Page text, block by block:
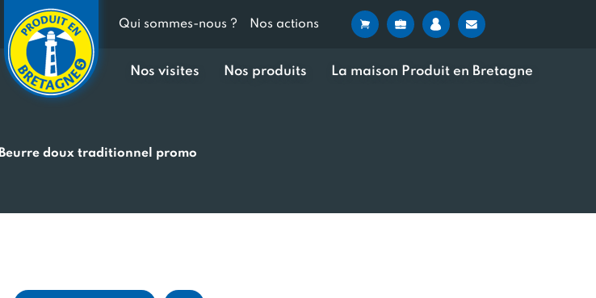
Qui sommes-nous ? Nos actions
Nos visites Nos produits La maison Produit en Bretagne
Beurre doux traditionnel promo